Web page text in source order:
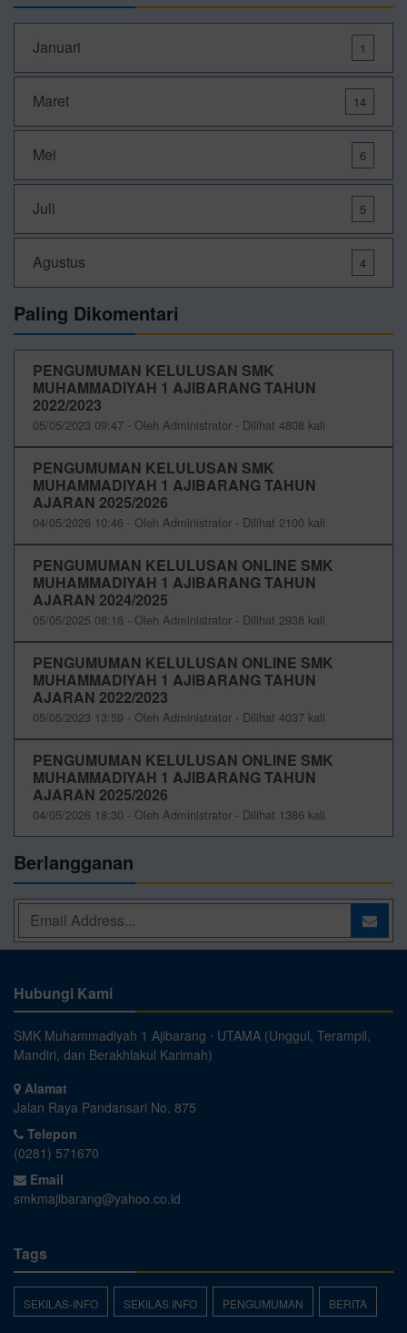
Januari 1
Maret 14
Mei 6
Juli 5
Agustus 4
Paling Dikomentari
PENGUMUMAN KELULUSAN SMK
MUHAMMADIYAH 1 AJIBARANG TAHUN
2022/2023
05/05/2023 09:47 - Oleh Administrator - Dilihat 4808 kali
PENGUMUMAN KELULUSAN SMK
MUHAMMADIYAH 1 AJIBARANG TAHUN
AJARAN 2025/2026
04/05/2026 10:46 - Oleh Administrator - Dilihat 2100 kali
PENGUMUMAN KELULUSAN ONLINE SMK
MUHAMMADIYAH 1 AJIBARANG TAHUN
AJARAN 2024/2025
05/05/2025 08:18 - Oleh Administrator - Dilihat 2938 kali
PENGUMUMAN KELULUSAN ONLINE SMK
MUHAMMADIYAH 1 AJIBARANG TAHUN
AJARAN 2022/2023
05/05/2023 13:59 - Oleh Administrator - Dilihat 4037 kali
PENGUMUMAN KELULUSAN ONLINE SMK
MUHAMMADIYAH 1 AJIBARANG TAHUN
AJARAN 2025/2026
04/05/2026 18:30 - Oleh Administrator - Dilihat 1386 kali
Berlangganan
Hubungi Kami
SMK Muhammadiyah 1 Ajibarang ⋅ UTAMA (Unggul, Terampil,
Mandiri, dan Berakhlakul Karimah)
Alamat
Jalan Raya Pandansari No. 875
Telepon
(0281) 571670
Email
smkmajibarang@yahoo.co.id
Tags
SEKILAS-INFO SEKILAS INFO PENGUMUMAN BERITA